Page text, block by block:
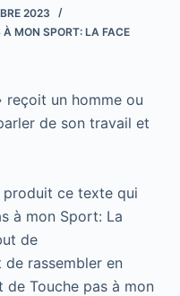
2023
MON SPORT: LA FACE
reçoit un homme ou
de son travail et
ce texte qui
à mon Sport: La
de
rassembler en
de Touche pas à mon